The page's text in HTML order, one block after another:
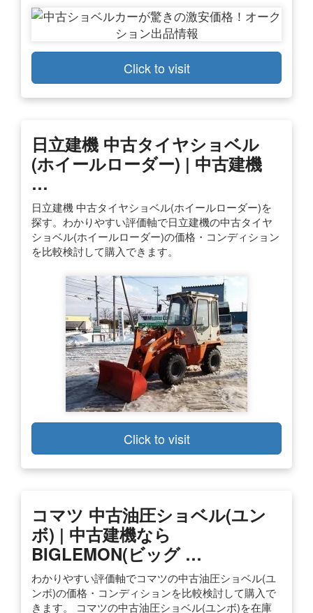
Click to visit
日立建機 中古タイヤショベル
(ホイールローダー) | 中古建機
…
日立建機 中古タイヤショベル(ホイールローダー)を
探す。わかりやすい評価軸で日立建機の中古タイヤ
ショベル(ホイールローダー)の価格・コンディション
を比較検討して購入できます。
Click to visit
コマツ 中古油圧ショベル(ユン
ボ) | 中古建機なら
BIGLEMON(ビッグ …
わかりやすい評価軸でコマツの中古油圧ショベル(ユ
ンボ)の価格・コンディションを比較検討して購入で
きます。 コマツの中古油圧ショベル(ユンボ)を在庫